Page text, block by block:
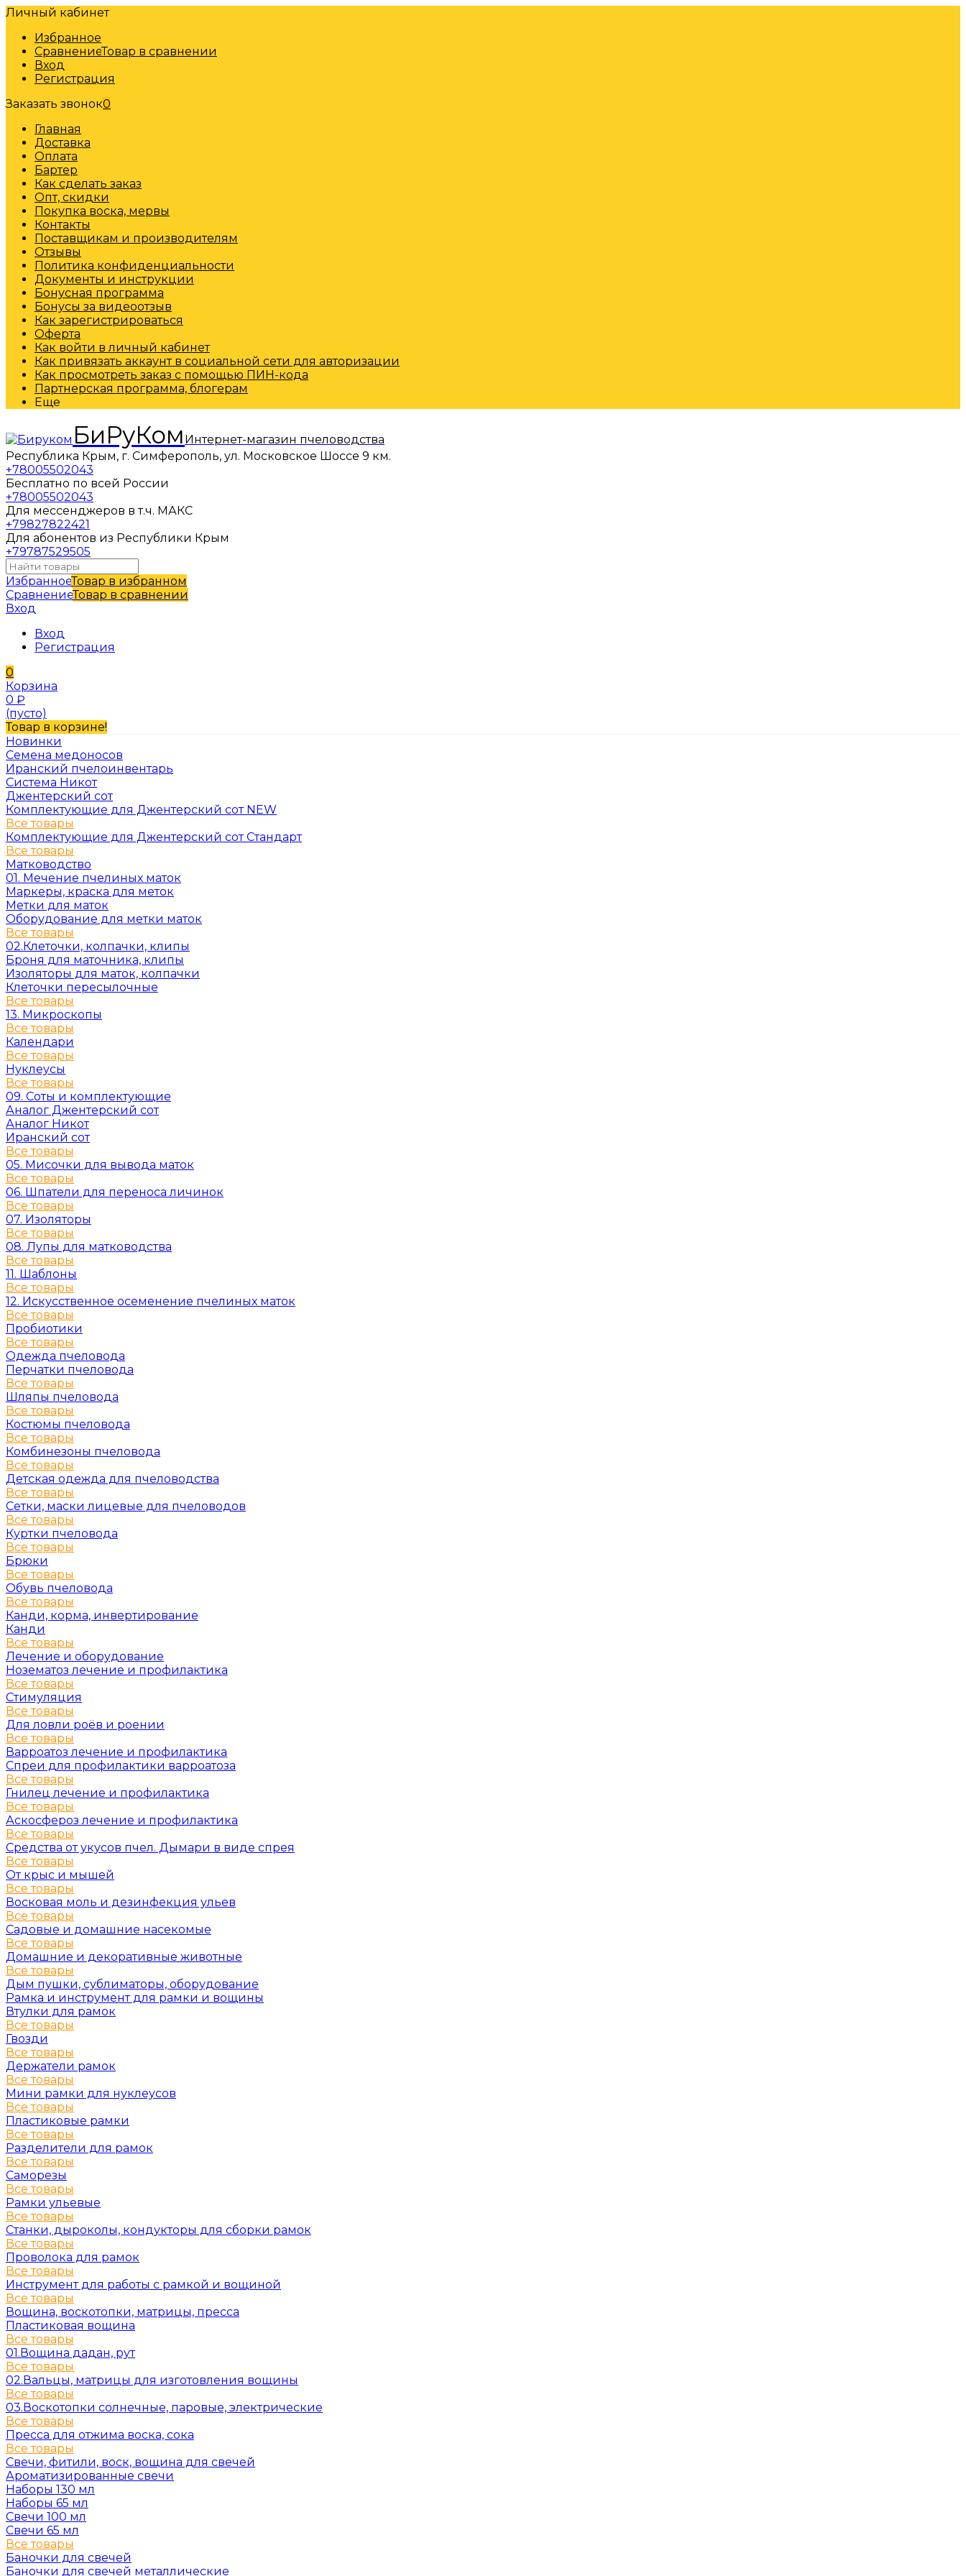
Личный кабинет
Избранное
СравнениеТовар в сравнении
Вход
Регистрация
Заказать звонок0
Главная
Доставка
Оплата
Бартер
Как сделать заказ
Опт, скидки
Покупка воска, мервы
Контакты
Поставщикам и производителям
Отзывы
Политика конфиденциальности
Документы и инструкции
Бонусная программа
Бонусы за видеоотзыв
Как зарегистрироваться
Оферта
Как войти в личный кабинет
Как привязать аккаунт в социальной сети для авторизации
Как просмотреть заказ с помощью ПИН-кода
Партнерская программа, блогерам
Еще
БиРуКом Интернет-магазин пчеловодства
Республика Крым, г. Симферополь, ул. Московское Шоссе 9 км.
+78005502043
Бесплатно по всей России
+78005502043
Для мессенджеров в т.ч. МАКС
+79827822421
Для абонентов из Республики Крым
+79787529505
ИзбранноеТовар в избранном
СравнениеТовар в сравнении
Вход
Вход
Регистрация
0
Корзина
0 ₽
(пусто)
Товар в корзине!
Новинки
Семена медоносов
Иранский пчелоинвентарь
Система Никот
Джентерский сот
Комплектующие для Джентерский сот NEW
Все товары
Комплектующие для Джентерский сот Стандарт
Все товары
Матководство
01. Мечение пчелиных маток
Маркеры, краска для меток
Метки для маток
Оборудование для метки маток
Все товары
02.Клеточки, колпачки, клипы
Броня для маточника, клипы
Изоляторы для маток, колпачки
Клеточки пересылочные
Все товары
13. Микроскопы
Все товары
Календари
Все товары
Нуклеусы
Все товары
09. Соты и комплектующие
Аналог Джентерский сот
Аналог Никот
Иранский сот
Все товары
05. Мисочки для вывода маток
Все товары
06. Шпатели для переноса личинок
Все товары
07. Изоляторы
Все товары
08. Лупы для матководства
Все товары
11. Шаблоны
Все товары
12. Искусственное осеменение пчелиных маток
Все товары
Пробиотики
Все товары
Одежда пчеловода
Перчатки пчеловода
Все товары
Шляпы пчеловода
Все товары
Костюмы пчеловода
Все товары
Комбинезоны пчеловода
Все товары
Детская одежда для пчеловодства
Все товары
Сетки, маски лицевые для пчеловодов
Все товары
Куртки пчеловода
Все товары
Брюки
Все товары
Обувь пчеловода
Все товары
Канди, корма, инвертирование
Канди
Все товары
Лечение и оборудование
Нозематоз лечение и профилактика
Все товары
Стимуляция
Все товары
Для ловли роёв и роении
Все товары
Варроатоз лечение и профилактика
Спреи для профилактики варроатоза
Все товары
Гнилец лечение и профилактика
Все товары
Аскосфероз лечение и профилактика
Все товары
Средства от укусов пчел. Дымари в виде спрея
Все товары
От крыс и мышей
Все товары
Восковая моль и дезинфекция ульев
Все товары
Садовые и домашние насекомые
Все товары
Домашние и декоративные животные
Все товары
Дым пушки, сублиматоры, оборудование
Рамка и инструмент для рамки и вощины
Втулки для рамок
Все товары
Гвозди
Все товары
Держатели рамок
Все товары
Мини рамки для нуклеусов
Все товары
Пластиковые рамки
Все товары
Разделители для рамок
Все товары
Саморезы
Все товары
Рамки ульевые
Все товары
Станки, дыроколы, кондукторы для сборки рамок
Все товары
Проволока для рамок
Все товары
Инструмент для работы с рамкой и вощиной
Все товары
Вощина, воскотопки, матрицы, пресса
Пластиковая вощина
Все товары
01.Вощина дадан, рут
Все товары
02.Вальцы, матрицы для изготовления вощины
Все товары
03.Воскотопки солнечные, паровые, электрические
Все товары
Пресса для отжима воска, сока
Все товары
Свечи, фитили, воск, вощина для свечей
Ароматизированные свечи
Наборы 130 мл
Наборы 65 мл
Свечи 100 мл
Свечи 65 мл
Все товары
Баночки для свечей
Баночки для свечей металлические